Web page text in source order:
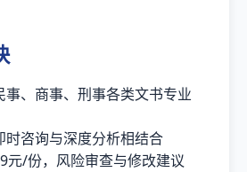
事、商事、刑事各类文书专业
时咨询与深度分析相结合
元/份，风险审查与修改建议